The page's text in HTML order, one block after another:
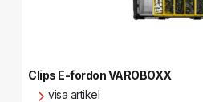
Clips E-fordon VAROBOXX
visa artikel